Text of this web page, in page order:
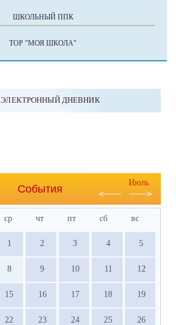
ШКОЛЬНЫЙ ППК
ТОР "МОЯ ШКОЛА"
ЭЛЕКТРОННЫЙ ДНЕВНИК
События
Июль
ср чт пт сб вс
1 2 3 4 5
8 9 10 11 12
15 16 17 18 19
22 23 24 25 26